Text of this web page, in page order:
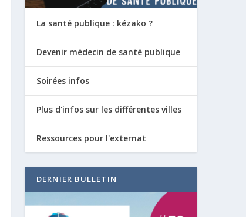
La santé publique : kézako ?
Devenir médecin de santé publique
Soirées infos
Plus d'infos sur les différentes villes
Ressources pour l'externat
DERNIER BULLETIN